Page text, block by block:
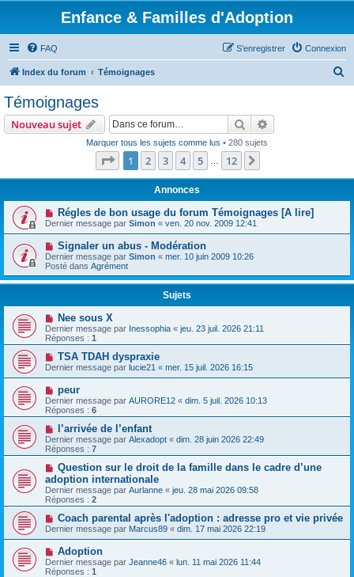
Enfance & Familles d'Adoption
FAQ Connexion
S’enregistrer
Index du forum Témoignages
h
Témoignages
Nouveau sujet Rechercher
Marquer tous les sujets comme lus • 280 sujets
Page 1sur12
1 2 3 4 5 12
Annonces
Régles de bon usage du forum Témoignages [A lire]
Dernier message par Simon « ven. 20 nov. 2009 12:41
Signaler un abus - Modération
Dernier message par Simon « mer. 10 juin 2009 10:26
Posté dans Agrément
Sujets
Nee sous X
Dernier message par Inessophia « jeu. 23 juil. 2026 21:11
Réponses : 1
TSA TDAH dyspraxie
Dernier message par lucie21 « mer. 15 juil. 2026 16:15
peur
Dernier message par AURORE12 « dim. 5 juil. 2026 10:13
Réponses : 6
l’arrivée de l’enfant
Dernier message par Alexadopt « dim. 28 juin 2026 22:49
Réponses : 7
Question sur le droit de la famille dans le cadre d’une
adoption internationale
Dernier message par Aurlanne « jeu. 28 mai 2026 09:58
Réponses : 2
Coach parental après l'adoption : adresse pro et vie privée
Dernier message par Marcus89 « dim. 17 mai 2026 22:19
Adoption
Dernier message par Jeanne46 « lun. 11 mai 2026 11:44
Réponses : 1